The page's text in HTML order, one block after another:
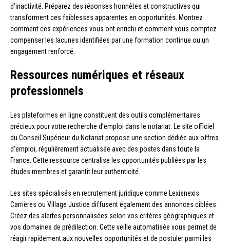
d’inactivité. Préparez des réponses honnêtes et constructives qui
transforment ces faiblesses apparentes en opportunités. Montrez
comment ces expériences vous ont enrichi et comment vous comptez
compenser les lacunes identifiées par une formation continue ou un
engagement renforcé.
Ressources numériques et réseaux
professionnels
Les plateformes en ligne constituent des outils complémentaires
précieux pour votre recherche d’emploi dans le notariat. Le site officiel
du Conseil Supérieur du Notariat propose une section dédiée aux offres
d’emploi, régulièrement actualisée avec des postes dans toute la
France. Cette ressource centralise les opportunités publiées par les
études membres et garantit leur authenticité.
Les sites spécialisés en recrutement juridique comme Lexisnexis
Carrières ou Village Justice diffusent également des annonces ciblées.
Créez des alertes personnalisées selon vos critères géographiques et
vos domaines de prédilection. Cette veille automatisée vous permet de
réagir rapidement aux nouvelles opportunités et de postuler parmi les